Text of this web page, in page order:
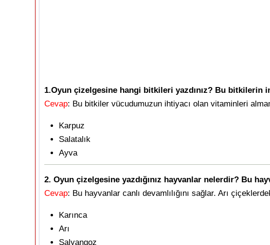
1.Oyun çizelgesine hangi bitkileri yazdınız? Bu bitkilerin
Cevap: Bu bitkiler vücudumuzun ihtiyacı olan vitaminleri
Karpuz
Salatalık
Ayva
2. Oyun çizelgesine yazdığınız hayvanlar nelerdir? Bu
Cevap: Bu hayvanlar canlı devamlılığını sağlar. Arı
Karınca
Arı
Salyangoz